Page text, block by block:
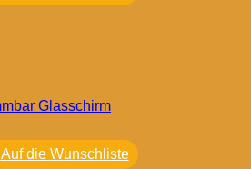
Auf die Wunschliste